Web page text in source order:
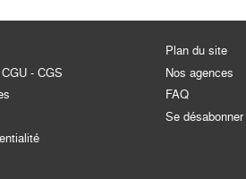
- CGS
Plan du site
Nos agences
FAQ
Se désabonner